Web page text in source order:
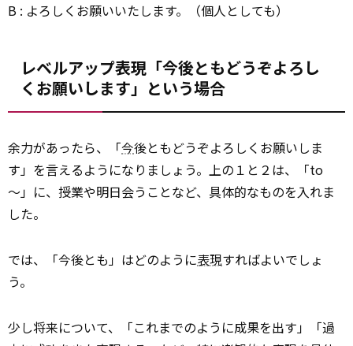
B : よろしくお願いいたします。（個人としても）
レベルアップ表現「今後ともどうぞよろし
くお願いします」という場合
余力があったら、「今後ともどうぞよろしくお願いしま
す」を言えるようになりましょう。上の１と２は、「to
～」に、授業や明日会うことなど、具体的なものを入れま
した。
では、「今後とも」はどのように表現すればよいでしょ
う。
少し将来について、「これまでのように成果を出す」「過